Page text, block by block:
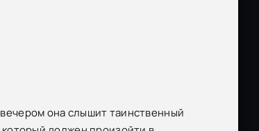
она слышит таинственный